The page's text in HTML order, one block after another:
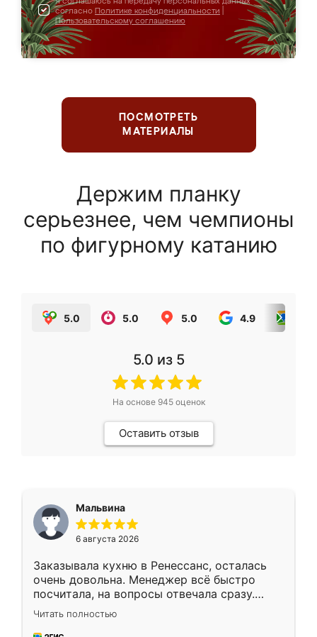
согласно Политике конфиденциальности
Пользовательскому соглашению
ПОСМОТРЕТЬ
МАТЕРИАЛЫ
Держим планку
серьезнее, чем чемпионы
по фигурному катанию
5.0 5.0 5.0 4.9
5.0 из 5
На основе 945оценок
Оставить отзыв
Мальвина
6 августа 2026
Заказывала кухню в Ренессанс, осталась
очень довольна. Менеджер всё быстро
посчитала, на вопросы отвечала сразу.
Замерщик приехал в субботу, подошёл к
делу со всей ответственностью. Собрали
Читать полностью